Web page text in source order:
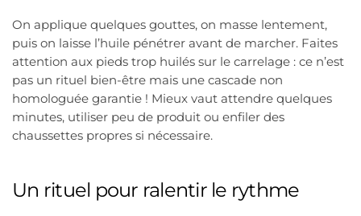
On applique quelques gouttes, on masse lentement,
puis on laisse l’huile pénétrer avant de marcher. Faites
attention aux pieds trop huilés sur le carrelage : ce n’est
pas un rituel bien-être mais une cascade non
homologuée garantie ! Mieux vaut attendre quelques
minutes, utiliser peu de produit ou enfiler des
chaussettes propres si nécessaire.
Un rituel pour ralentir le rythme